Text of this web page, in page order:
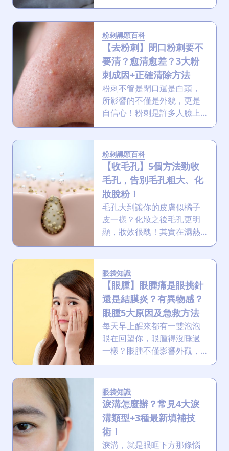
可能因乾燥、過敏或肝臟問
題引起，而本文深入剖析其
定義與成因，並提供有效的
舒緩、預防及解決方案，助
您告別痕癢與暗瘡的雙重困
擾！
粉刺黑頭百科
【去粉刺】閉口粉刺要不
要清？愈清愈差？3大粉
刺成因+正確清除方法
粉刺不管是閉口還是白頭，
所影響的不僅是外貌，更是
自信心！粉刺是許多人臉上
揮之不去的煩惱，一旦大爆
發更會變成毛囊炎！別擔
心，這篇文章將為你提供最
全面的去粉刺指南，從成
因、種類到正確去粉刺步
驟，再到居家護理建議，誓
要幫你養成無瑕健康肌！
粉刺黑頭百科
【收毛孔】5個方法勁收
毛孔，告別毛孔粗大、化
妝脫粉！
毛孔大到讓你的皮膚似橘子
皮一樣？化妝之後毛孔更明
顯，妝效很醜！其實在濕熱
的香港氣候下，毛孔粗大是
很普遍的問題！但好消息
是，透過正確的知識和適合
的收毛孔方法，我們可以有
效地改善毛孔粗大，回復健
康緊緻的肌膚！
眼袋知識
【眼腫】眼腫痛是眼挑針
還是結膜炎？有異物感？
眼腫5大原因及急救方法
每天早上醒來都有一雙泡泡
眼在回望你，眼腫得沒睡過
一樣？眼腫不僅影響外觀，
更可能反映出身體正在發出
健康警訊。眼腫的成因多
樣，從單純的生活習慣到潛
在的健康問題，都可能導致
眼部皮膚組織出現異常的腫
脹。立即了解眼腫的成因、
症狀與急救舒緩方法！
眼袋知識
淚溝怎麼辦？常見4大淚
溝類型+3種最新填補技
術！
淚溝，就是眼眶下方那條惱